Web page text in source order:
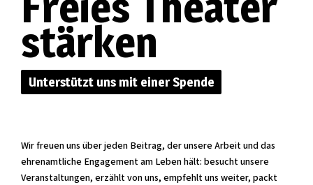
stärken
Unterstützt uns mit einer Spende
Wir freuen uns über jeden Beitrag, der unsere Arbeit und das
ehrenamtliche Engagement am Leben hält: besucht unsere
Veranstaltungen, erzählt von uns, empfehlt uns weiter, packt